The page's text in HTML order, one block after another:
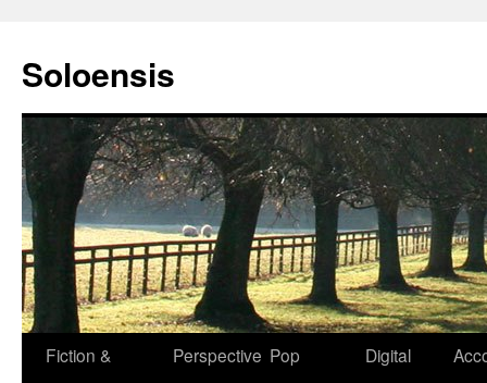
isi
Soloensis
Fiction &
Perspective Pop
Digital